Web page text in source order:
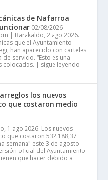
de Nafarroa
02/08/2026
| Barakaldo, 2 ago 2026.
que el Ayuntamiento
han aparecido con carteles
servicio. “Esto es una
colocados. | sigue leyendo
los nuevos
que costaron medio
1 ago 2026. Los nuevos
que costaron 532.188,37
semana" este 3 de agosto
oficial del Ayuntamiento
que hacer debido a